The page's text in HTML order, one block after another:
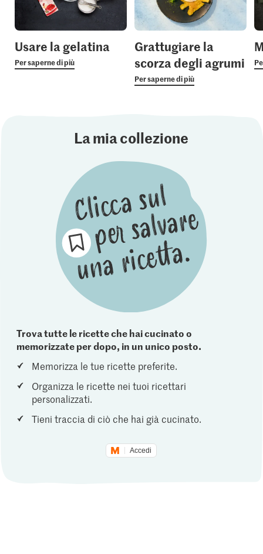
Usare la gelatina
Per saperne di più
Grattugiare la
scorza degli agrumi
Per saperne di più
La mia collezione
Trova tutte le ricette che hai cucinato o
memorizzate per dopo, in un unico posto.
Memorizza le tue ricette preferite.
Organizza le ricette nei tuoi ricettari
personalizzati.
Tieni traccia di ciò che hai già cucinato.
Accedi